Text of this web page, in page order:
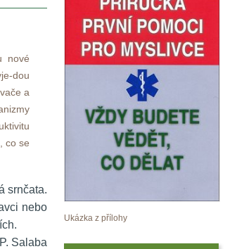
nové
dou
a
co se
srnčata.
nebo
Salaba
Ukázka z přílohy